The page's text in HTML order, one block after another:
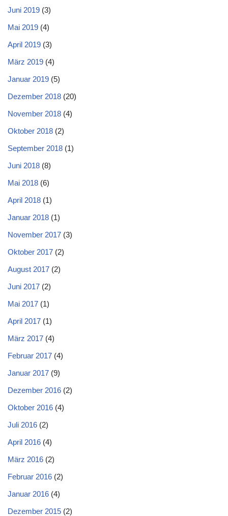
Juni 2019 (3)
Mai 2019 (4)
April 2019 (3)
März 2019 (4)
Januar 2019 (5)
Dezember 2018 (20)
November 2018 (4)
Oktober 2018 (2)
September 2018 (1)
Juni 2018 (8)
Mai 2018 (6)
April 2018 (1)
Januar 2018 (1)
November 2017 (3)
Oktober 2017 (2)
August 2017 (2)
Juni 2017 (2)
Mai 2017 (1)
April 2017 (1)
März 2017 (4)
Februar 2017 (4)
Januar 2017 (9)
Dezember 2016 (2)
Oktober 2016 (4)
Juli 2016 (2)
April 2016 (4)
März 2016 (2)
Februar 2016 (2)
Januar 2016 (4)
Dezember 2015 (2)